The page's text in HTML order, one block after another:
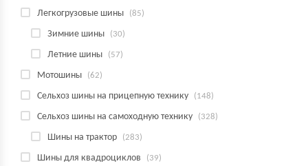
Легкогрузовые шины (85)
Зимние шины (30)
Летние шины (57)
Мотошины (62)
Сельхоз шины на прицепную технику (148)
Сельхоз шины на самоходную технику (328)
Шины на трактор (283)
Шины для квадроциклов (39)